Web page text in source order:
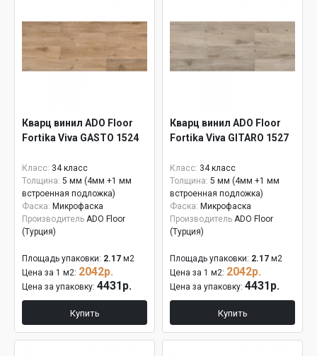
Кварц винил ADO Floor
Fortika Viva GASTO 1524
Класс: 34 класс
Толщина: 5 мм (4мм +1 мм
встроенная подложка)
Фаска: Микрофаска
Производитель ADO Floor
(Турция)
Площадь упаковки: 2.17 м2
Цена за 1 м2: 2042р.
Цена за упаковку: 4431р.
Купить
Кварц винил ADO Floor
Fortika Viva GITARO 1527
Класс: 34 класс
Толщина: 5 мм (4мм +1 мм
встроенная подложка)
Фаска: Микрофаска
Производитель ADO Floor
(Турция)
Площадь упаковки: 2.17 м2
Цена за 1 м2: 2042р.
Цена за упаковку: 4431р.
Купить